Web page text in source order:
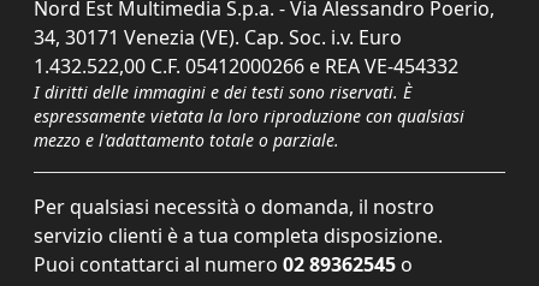
Nord Est Multimedia S.p.a. - Via Alessandro Poerio,
34, 30171 Venezia (VE). Cap. Soc. i.v. Euro
1.432.522,00 C.F. 05412000266 e REA VE-454332
I diritti delle immagini e dei testi sono riservati. È
espressamente vietata la loro riproduzione con qualsiasi
mezzo e l'adattamento totale o parziale.
Per qualsiasi necessità o domanda, il nostro
servizio clienti è a tua completa disposizione.
Puoi contattarci al numero 02 89362545 o